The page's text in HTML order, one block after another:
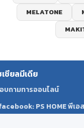
MELATONE
เชียลมีเดีย
บถามทารออนไลน์
PS HOME พีเอ